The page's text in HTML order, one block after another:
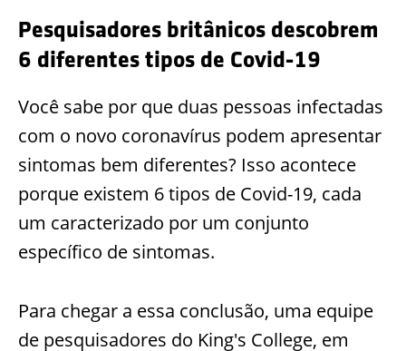
Pesquisadores britânicos descobrem
6 diferentes tipos de Covid-19
Você sabe por que duas pessoas infectadas
com o novo coronavírus podem apresentar
sintomas bem diferentes? Isso acontece
porque existem 6 tipos de Covid-19, cada
um caracterizado por um conjunto
específico de sintomas.
Para chegar a essa conclusão, uma equipe
de pesquisadores do King's College, em